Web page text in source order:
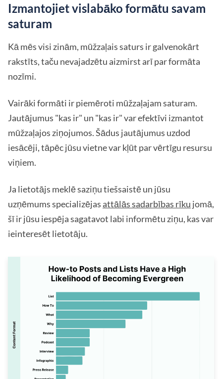
Izmantojiet vislabāko formātu savam
saturam
Kā mēs visi zinām, mūžzaļais saturs ir galvenokārt
rakstīts, taču nevajadzētu aizmirst arī par formāta
nozīmi.
Vairāki formāti ir piemēroti mūžzaļajam saturam.
Jautājumus "kas ir" un "kas ir" var efektīvi izmantot
mūžzaļajos ziņojumos. Šādus jautājumus uzdod
iesācēji, tāpēc jūsu vietne var kļūt par vērtīgu resursu
viņiem.
Ja lietotājs meklē saziņu tiešsaistē un jūsu
uzņēmums specializējas attālās sadarbības rīku jomā,
šī ir jūsu iespēja sagatavot labi informētu ziņu, kas var
ieinteresēt lietotāju.